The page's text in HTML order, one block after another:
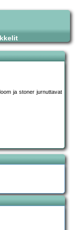
ja stoner jurnuttavat